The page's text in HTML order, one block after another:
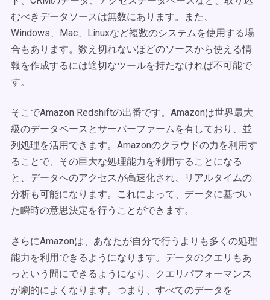
むべきデータソースは無数にあります。また、
Windows、Mac、Linuxなど複数のシステムを使用する場
合もあります。数え切れないほどのソースから使える情
報を作成するには適切なツールを持たなければ不可能で
す。
そこでAmazon Redshiftの出番です。Amazonは世界最大
級のデータベースとサーバーファームを有しており、並
列処理を活用できます。Amazonのクラウドの力を利用す
ることで、その巨大な処理能力を利用することになる
と、データへのアクセスが高速化され、リアルタイムの
分析も可能になります。これによって、データに基づい
た瞬時の意思決定を行うことができます。
さらにAmazonは、あなたが自分で行うよりも多くの処理
能力を利用できるようになります。データのクエリもあ
っという間にできるようになり、クエリパフォーマンス
が劇的によくなります。つまり、すべてのデータを